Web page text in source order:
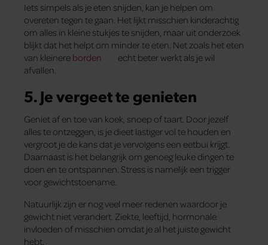
Iets simpels als je eten snijden, kan je helpen om
overeten tegen te gaan. Het lijkt misschien kinderachtig
om alles in kleine stukjes te snijden, maar uit onderzoek
blijkt dat het helpt om minder te eten. Net zoals het eten
van kleinere borden
echt beter werkt als je wil
afvallen.
5. Je vergeet te genieten
Geniet af en toe van koek, snoep of taart. Door jezelf
alles te ontzeggen, is je dieet lastiger vol te houden en
vergroot je de kans dat je vervolgens een eetbui krijgt.
Daarnaast is het belangrijk om genoeg leuke dingen te
doen en te ontspannen. Stress is namelijk een trigger
voor gewichtstoename.
Natuurlijk zijn er nog veel meer redenen waardoor je
gewicht niet verandert. Ziekte, leeftijd, hormonale
invloeden of misschien omdat je al het juiste gewicht
hebt.